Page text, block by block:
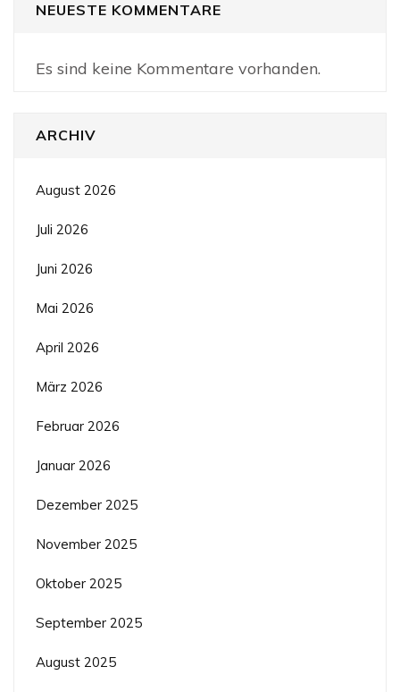
NEUESTE KOMMENTARE
Es sind keine Kommentare vorhanden.
ARCHIV
August 2026
Juli 2026
Juni 2026
Mai 2026
April 2026
März 2026
Februar 2026
Januar 2026
Dezember 2025
November 2025
Oktober 2025
September 2025
August 2025